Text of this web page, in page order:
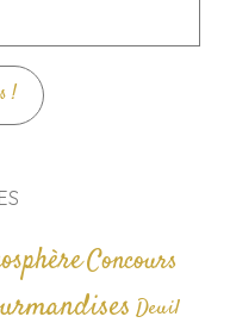
!
Concours
Deuil